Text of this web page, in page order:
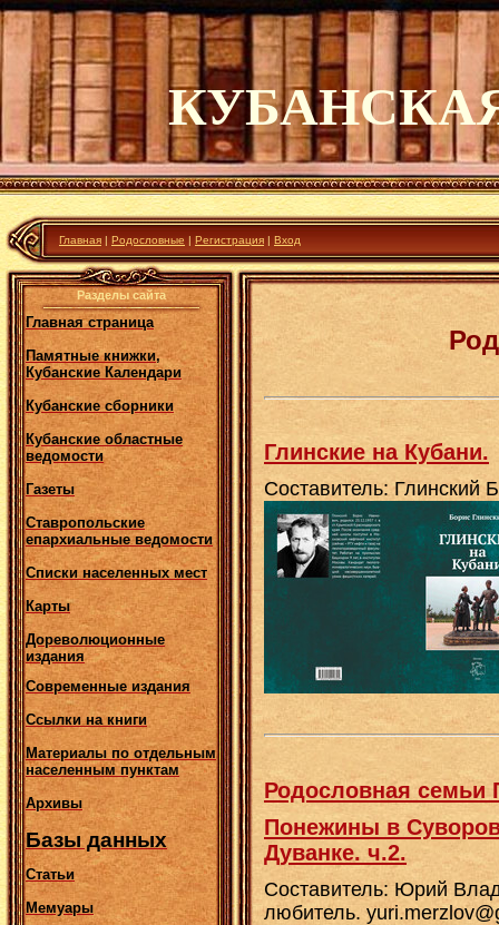
Главная | Родословные | Регистрация | Вход
Разделы сайта
Главная страница
Памятные книжки,
Кубанские Календари
Кубанские сборники
Кубанские областные
ведомости
Газеты
Ставропольские
епархиальные ведомости
Списки населенных мест
Карты
Дореволюционные
издания
Современные издания
Ссылки на книги
Материалы по отдельным
населенным пунктам
Архивы
Базы данных
Статьи
Мемуары
Глинские на Кубани.
Составитель:
Родословная семьи
Понежины в
Дуванке. ч.2.
Составитель: Юрий
любитель.